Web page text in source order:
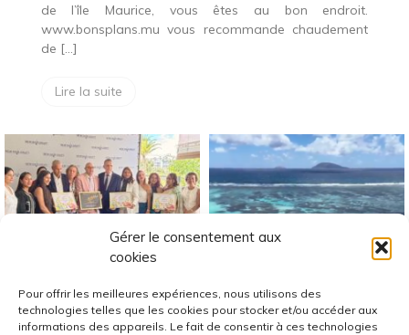
Gérer le consentement aux
cookies
Pour offrir les meilleures expériences, nous utilisons des
technologies telles que les cookies pour stocker et/ou accéder aux
informations des appareils. Le fait de consentir à ces technologies
de l’île Maurice, vous êtes au bon endroit.
www.bonsplans.mu vous recommande chaudement
de […]
Lire la suite